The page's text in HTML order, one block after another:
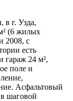
в г. Узда,
(6 жилых
2008, с
есть
гараж 24 м²,
поле и
Асфальтовый
шаговой